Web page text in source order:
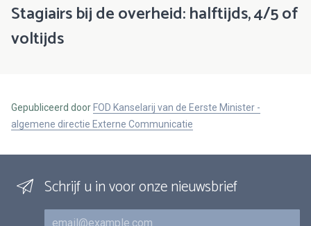
Stagiairs bij de overheid: halftijds, 4/5 of
voltijds
Gepubliceerd door FOD Kanselarij van de Eerste Minister -
algemene directie Externe Communicatie
Schrijf u in voor onze nieuwsbrief
E-mail